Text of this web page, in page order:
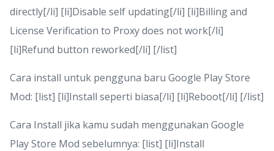
directly[/li] [li]Disable self updating[/li] [li]Billing and
License Verification to Proxy does not work[/li]
[li]Refund button reworked[/li] [/list]
Cara install untuk pengguna baru Google Play Store
Mod: [list] [li]Install seperti biasa[/li] [li]Reboot[/li] [/list]
Cara Install jika kamu sudah menggunakan Google
Play Store Mod sebelumnya: [list] [li]Install